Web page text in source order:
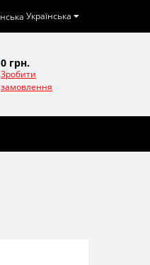
Українська
0 грн.
Зробити
замовлення